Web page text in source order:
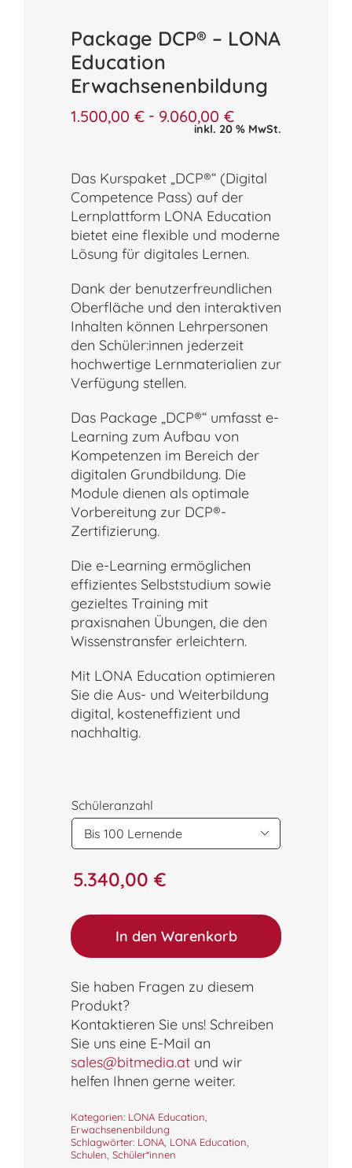
Package DCP® – LONA
Education
Erwachsenenbildung
1.500,00 € - 9.060,00 €
inkl. 20 % MwSt.
Das Kurspaket „DCP®“ (Digital
Competence Pass) auf der
Lernplattform LONA Education
bietet eine flexible und moderne
Lösung für digitales Lernen.
Dank der benutzerfreundlichen
Oberfläche und den interaktiven
Inhalten können Lehrpersonen
den Schüler:innen jederzeit
hochwertige Lernmaterialien zur
Verfügung stellen.
Das Package „DCP®“ umfasst e-
Learning zum Aufbau von
Kompetenzen im Bereich der
digitalen Grundbildung. Die
Module dienen als optimale
Vorbereitung zur DCP®-
Zertifizierung.
Die e-Learning ermöglichen
effizientes Selbststudium sowie
gezieltes Training mit
praxisnahen Übungen, die den
Wissenstransfer erleichtern.
Mit LONA Education optimieren
Sie die Aus- und Weiterbildung
digital, kosteneffizient und
nachhaltig.
Schüleranzahl

5.340,00 €
In den Warenkorb
Sie haben Fragen zu diesem
Produkt?
Kontaktieren Sie uns! Schreiben
Sie uns eine E-Mail an
sales@bitmedia.atund wir
helfen Ihnen gerne weiter.
Kategorien: LONA Education
Erwachsenenbildung
Schlagwörter: LONA, LONA Education
Schulen Schüler*innen